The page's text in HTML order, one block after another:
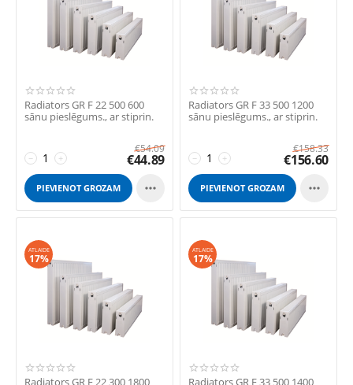
Radiators GR F 22 500 600
sānu pieslēgums., ar stiprin.
+
−
€54.09
€44.89
PIEVIENOT GROZAM 
Radiators GR F 33 500 1200
sānu pieslēgums., ar stiprin.
+
−
€158.33
€156.60
PIEVIENOT GROZAM 
ATLAIDE
17%
Radiators GR F 22 300 1800
ATLAIDE
17%
Radiators GR F 33 500 1400